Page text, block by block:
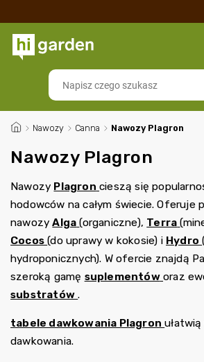
/ Nawozy / Canna / Nawozy Plagron
Nawozy Plagron
Nawozy Plagron cieszą się
hodowców na całym świecie. Oferuje
nawozyAlga (organiczne), Terra
Cocos (do uprawy w kokosie) i Hydro
hydroponicznych). W ofercie znajdą
szeroką gamę suplementów oraz
substratów .
tabele dawkowania Plagron
dawkowania.